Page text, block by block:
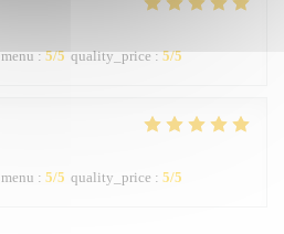
menu: 5/5 quality_price: 5/5
menu : 5/5 quality_price : 5/5